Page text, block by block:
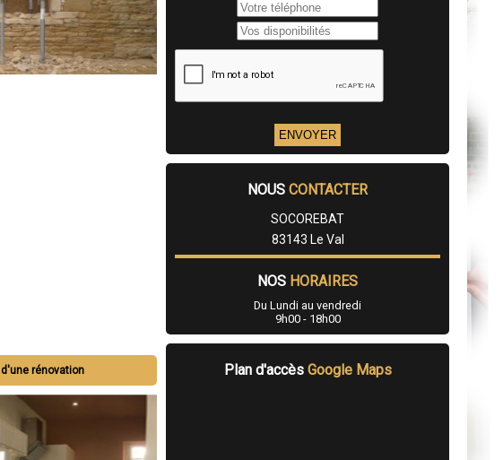
rénovation
NOUS CONTACTER
SOCOREBAT
83143 Le Val
NOS HORAIRES
Du Lundi au vendredi
9h00 - 18h00
Plan d'accès Google Maps